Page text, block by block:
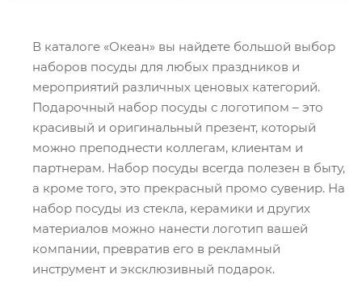
В каталоге «Океан» вы найдете большой выбор
наборов посуды для любых праздников и
мероприятий различных ценовых категорий.
Подарочный набор посуды с логотипом – это
красивый и оригинальный презент, который
можно преподнести коллегам, клиентам и
партнерам. Набор посуды всегда полезен в быту,
а кроме того, это прекрасный промо сувенир. На
набор посуды из стекла, керамики и других
материалов можно нанести логотип вашей
компании, превратив его в рекламный
инструмент и эксклюзивный подарок.